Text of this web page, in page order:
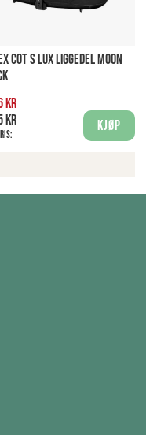
COT S LUX LIGGEDEL MOON
kr
kr
Kjøp